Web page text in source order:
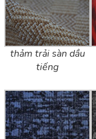
thảm trải sàn dầu
tiếng